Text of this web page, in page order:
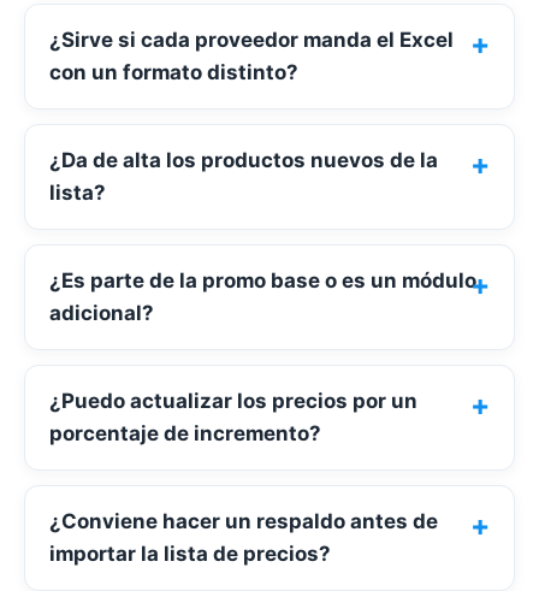
¿Sirve si cada proveedor manda el Excel
con un formato distinto?
¿Da de alta los productos nuevos de la
lista?
¿Es parte de la promo base o es un módulo
adicional?
¿Puedo actualizar los precios por un
porcentaje de incremento?
¿Conviene hacer un respaldo antes de
importar la lista de precios?